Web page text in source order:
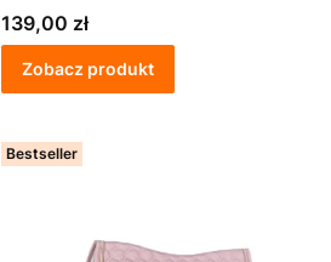
Cena
139,00 zł
Zobacz produkt
Bestseller